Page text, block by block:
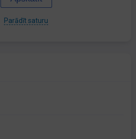
Parādīt saturu